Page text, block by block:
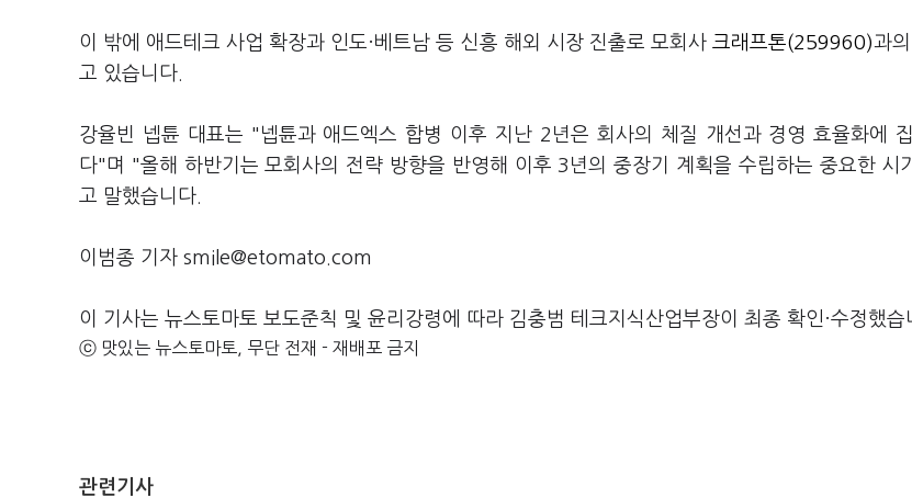
이 밖에 애드테크 사업 확장과 인도·베트남 등 신흥 해외 시장 진출로 모회사 크래프톤(259960)과
고 있습니다.
강율빈 넵튠 대표는 "넵튠과 애드엑스 합병 이후 지난 2년은 회사의 체질 개선과 경영 효율화에
다"며 "올해 하반기는 모회사의 전략 방향을 반영해 이후 3년의 중장기 계획을 수립하는 중요한 시
고 말했습니다.
이범종 기자 smile@etomato.com
이 기사는 뉴스토마토 보도준칙 및 윤리강령에 따라 김충범 테크지식산업부장이 최종 확인·수정했습
ⓒ 맛있는 뉴스토마토, 무단 전재 - 재배포 금지
관련기사